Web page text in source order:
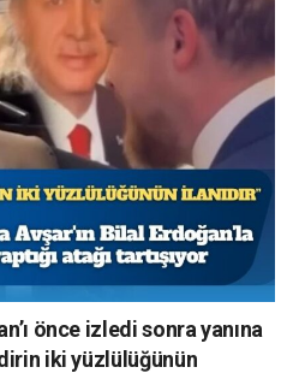
önce izledi sonra yanına
iki yüzlülüğünün